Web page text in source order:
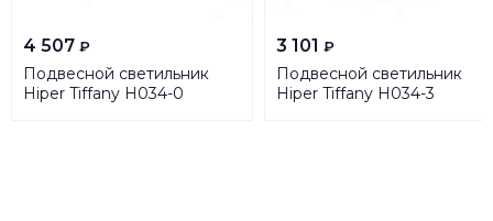
4 507 ₽
Подвесной светильник
Hiper Tiffany H034-0
3 101 ₽
Подвесной светильник
Hiper Tiffany H034-3